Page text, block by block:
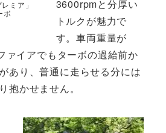
ミア」
ボ
3600rpmと分厚い
トルクが魅力で
す。車両重量が
ァイアでもターボの過給前か
あり、普通に走らせる分には
抱かせません。